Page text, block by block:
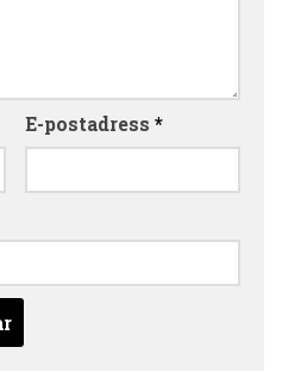
E-postadress *